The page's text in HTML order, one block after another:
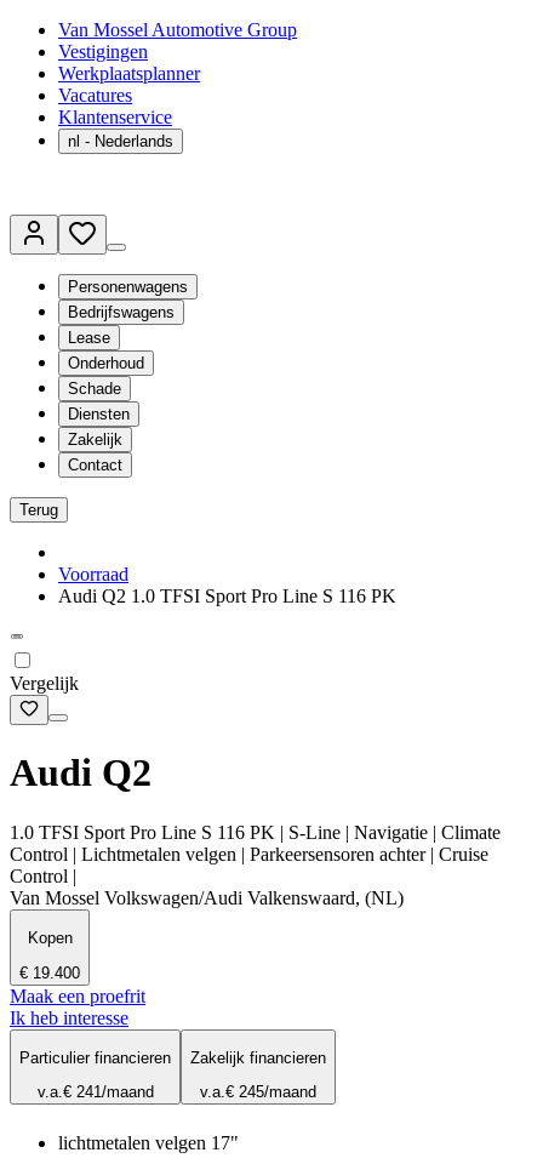
Van Mossel Automotive Group
Vestigingen
Werkplaatsplanner
Vacatures
Klantenservice
nl - Nederlands
Personenwagens
Bedrijfswagens
Lease
Onderhoud
Schade
Diensten
Zakelijk
Contact
Terug
Voorraad
Audi Q2 1.0 TFSI Sport Pro Line S 116 PK
Vergelijk
Audi Q2
1.0 TFSI Sport Pro Line S 116 PK | S-Line | Navigatie | Climate
Control | Lichtmetalen velgen | Parkeersensoren achter | Cruise
Control |
Van Mossel Volkswagen/Audi Valkenswaard, (NL)
Kopen
€ 19.400
Maak een proefrit
Ik heb interesse
Particulier financieren
v.a.€ 241/maand
Zakelijk financieren
v.a.€ 245/maand
lichtmetalen velgen 17"